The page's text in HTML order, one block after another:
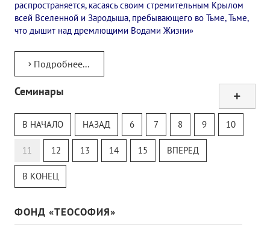
распространяется, касаясь своим стремительным Крылом
всей Вселенной и Зародыша, пребывающего во Тьме, Тьме,
что дышит над дремлющими Водами Жизни»
Подробнее...
Семинары
Теософский Квизи
Тайная Доктрина
Онлайн-класс
В НАЧАЛО НАЗАД 6 7 8 9 10
11 12 13 14 15 ВПЕРЕД
В КОНЕЦ
ФОНД «ТЕОСОФИЯ»